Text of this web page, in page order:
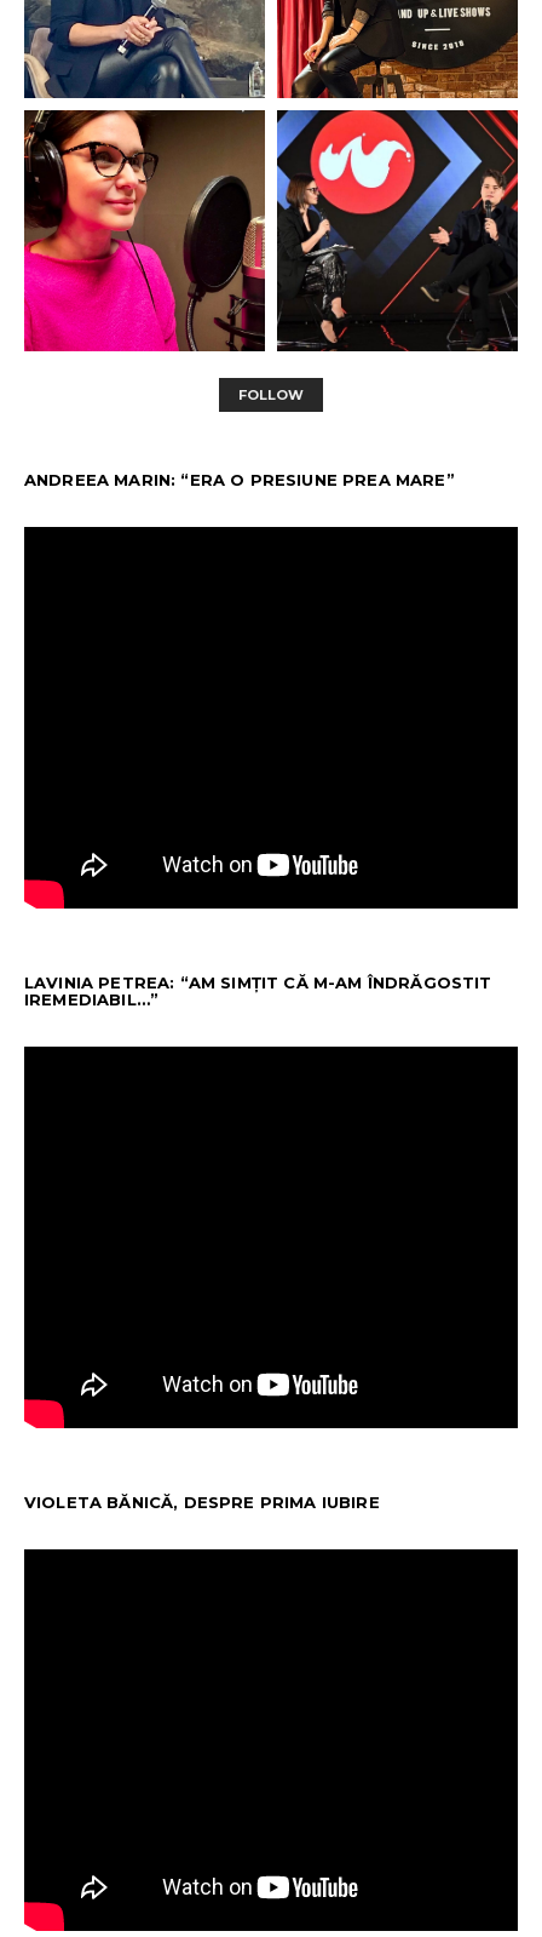
FOLLOW
ANDREEA MARIN: “ERA O PRESIUNE PREA MARE”
LAVINIA PETREA: “AM SIMȚIT CĂ M-AM ÎNDRĂGOSTIT
IREMEDIABIL…”
VIOLETA BĂNICĂ, DESPRE PRIMA IUBIRE